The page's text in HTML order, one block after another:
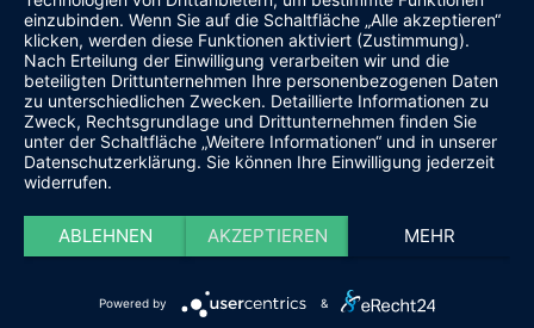
einzubinden. Wenn Sie auf die Schaltfläche „Alle akzeptieren“
klicken, werden diese Funktionen aktiviert (Zustimmung).
Nach Erteilung der Einwilligung verarbeiten wir und die
beteiligten Drittunternehmen Ihre personenbezogenen Daten
zu unterschiedlichen Zwecken. Detaillierte Informationen zu
Zweck, Rechtsgrundlage und Drittunternehmen finden Sie
unter der Schaltfläche „Weitere Informationen“ und in unserer
Datenschutzerklärung. Sie können Ihre Einwilligung jederzeit
widerrufen.
ABLEHNEN AKZEPTIEREN MEHR
Powered by &